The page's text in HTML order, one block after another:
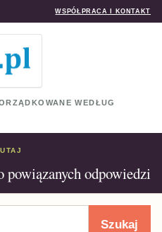
WSPÓŁPRACA I KONTAKT
WEDŁUG
odpowiedzi
Szukaj